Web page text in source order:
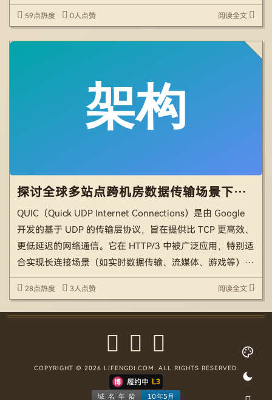
等维度展开，深度解析并对比四代协议。 一、
59点热度 0人点赞 阅读全文
探讨全球多站点跨机房数据传输场景下QUIC协议的优劣
QUIC（Quick UDP Internet Connections）是由 Google
开发的基于 UDP 的传输层协议，旨在提供比 TCP 更高效、
更低延迟的网络通信。它在 HTTP/3 中被广泛应用，特别适
合实现长连接场景（如实时数据传输、流媒体、游戏等）。
优势 一、跨地域网络下的连接建立效率提升 1. 减少 […]
28点热度 3人点赞 阅读全文
COPYRIGHT © 2026 LIFENGDI.COM. ALL RIGHTS RESERVED.